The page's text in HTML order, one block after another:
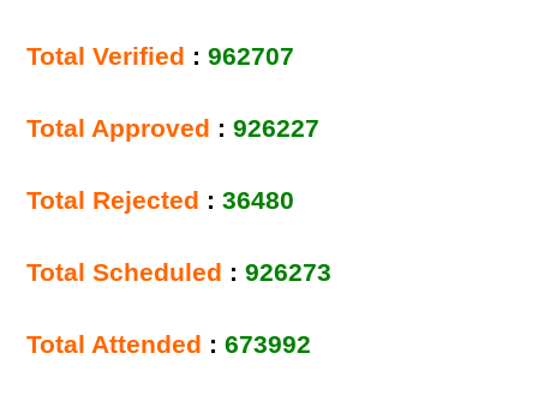
Total Verified :962707
Total Approved :926227
Total Rejected :36480
Total Scheduled :926273
Total Attended :673992